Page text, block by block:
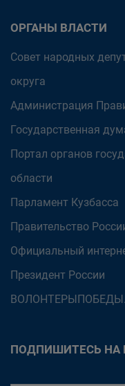
ОРГАНЫ ВЛАСТИ
Совет народных
округа
Администрация
Государственная
Портал органов
области
Парламент Кузбасса
Правительство
Официальный
Президент России
ПОДПИШИТЕСЬ НА